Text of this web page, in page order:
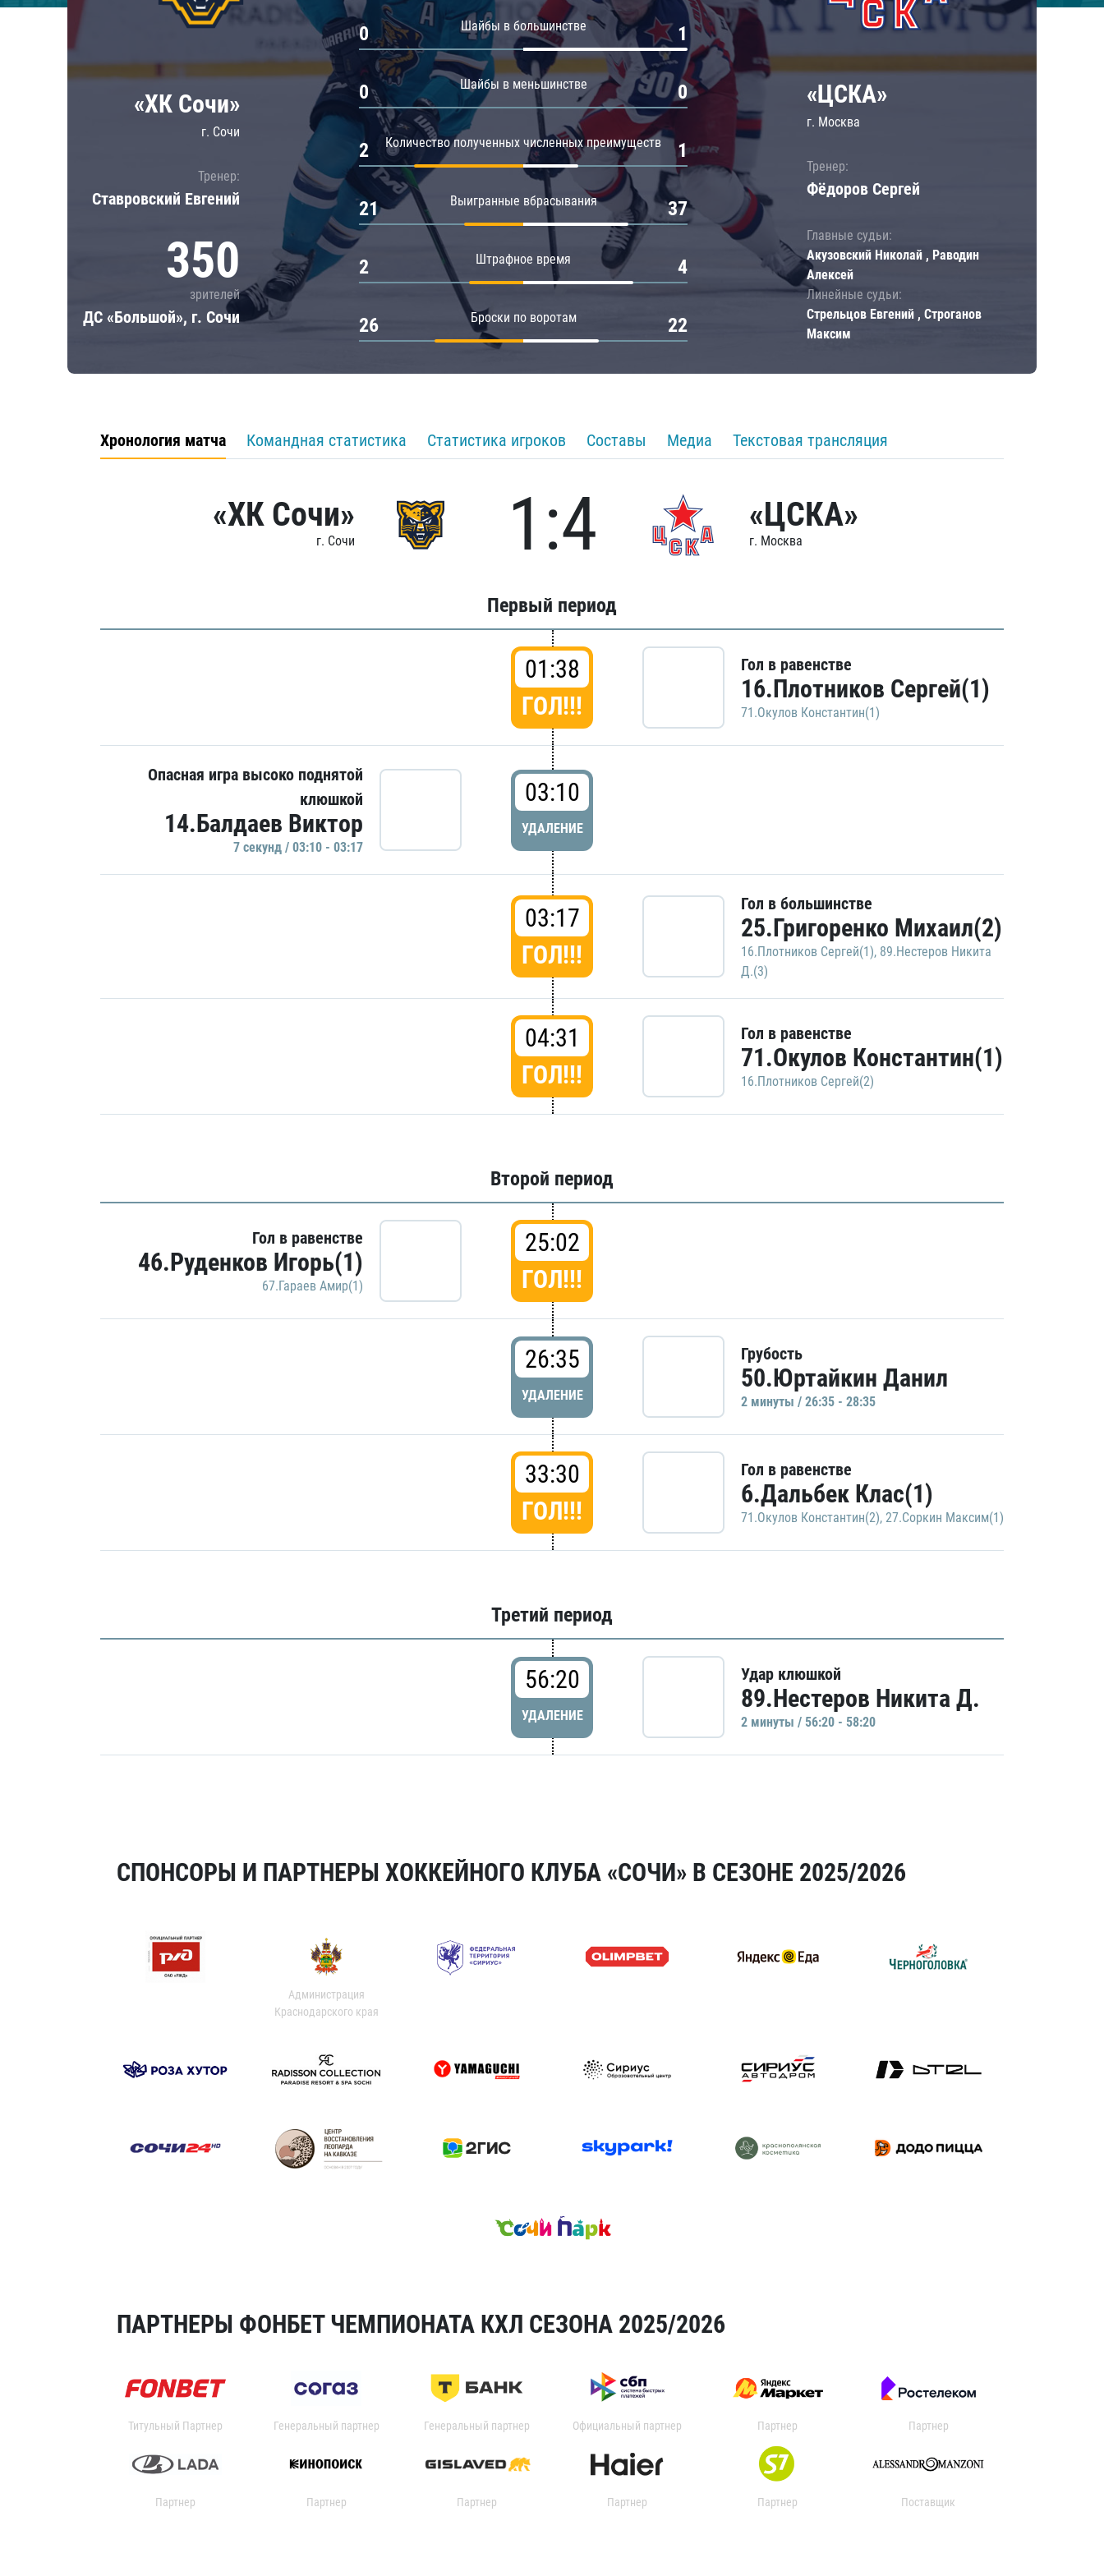
Локомотив
ЦСКА
Шанхайские Драконы
Амур
Барыс
Салават Юлаев
«ХК Сочи»
г. Сочи
Тренер:
Ставровский Евгений
350
зрителей
ДС «Большой», г. Сочи
Шайбы в большинстве
0 1
Шайбы в меньшинстве
0 0
Количество полученных численных преимуществ
2 1
Выигранные вбрасывания
21 37
Штрафное время
2 4
Броски по воротам
26 22
«ЦСКА»
г. Москва
Тренер:
Фёдоров Сергей
Главные судьи:
Акузовский Николай , Раводин
Алексей
Линейные судьи:
Стрельцов Евгений , Строганов
Максим
Хронология матча Командная статистика Статистика игроков Составы Медиа Текстовая трансляция
«ХК Сочи»
г. Сочи 1:4 «ЦСКА»
г. Москва
Первый период
01:38
ГОЛ!!!
Гол в равенстве
16.Плотников Сергей(1)
71.Окулов Константин(1)
Опасная игра высоко поднятой
клюшкой
14.Балдаев Виктор
7 секунд / 03:10 - 03:17
03:10
УДАЛЕНИЕ
03:17
ГОЛ!!!
Гол в большинстве
25.Григоренко Михаил(2)
16.Плотников Сергей(1), 89.Нестеров Никита
Д.(3)
04:31
ГОЛ!!!
Гол в равенстве
71.Окулов Константин(1)
16.Плотников Сергей(2)
Второй период
Гол в равенстве
46.Руденков Игорь(1)
67.Гараев Амир(1)
25:02
ГОЛ!!!
26:35
УДАЛЕНИЕ
Грубость
50.Юртайкин Данил
2 минуты / 26:35 - 28:35
33:30
ГОЛ!!!
Гол в равенстве
6.Дальбек Клас(1)
71.Окулов Константин(2), 27.Соркин Максим(1)
Третий период
56:20
УДАЛЕНИЕ
Удар клюшкой
89.Нестеров Никита Д.
2 минуты / 56:20 - 58:20
СПОНСОРЫ И ПАРТНЕРЫ ХОККЕЙНОГО КЛУБА «СОЧИ» В СЕЗОНЕ 2025/2026
Администрация
Краснодарского края
ПАРТНЕРЫ ФОНБЕТ ЧЕМПИОНАТА КХЛ СЕЗОНА 2025/2026
Титульный Партнер Генеральный партнер Генеральный партнер Официальный партнер Партнер Партнер
Партнер Партнер Партнер Партнер Партнер Поставщик